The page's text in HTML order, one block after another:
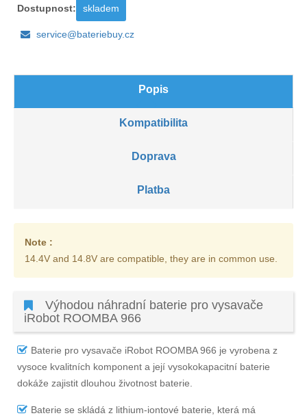
Dostupnost: skladem
service@bateriebuy.cz
Popis
Kompatibilita
Doprava
Platba
Note :
14.4V and 14.8V are compatible, they are in common use.
Výhodou náhradní baterie pro vysavače
iRobot ROOMBA 966
Baterie pro vysavače iRobot ROOMBA 966 je vyrobena z
vysoce kvalitních komponent a její vysokokapacitní baterie
dokáže zajistit dlouhou životnost baterie.
Baterie se skládá z lithium-iontové baterie, která má